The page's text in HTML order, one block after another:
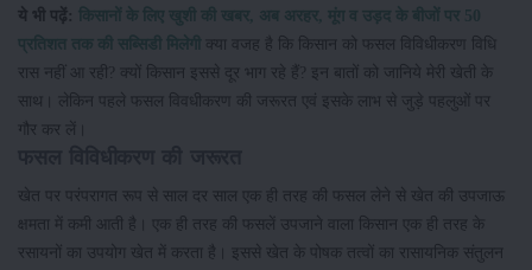
ये भी पढ़ें: किसानों के लिए खुशी की खबर, अब अरहर, मूंग व उड़द के बीजों पर 50
प्रतिशत तक की सब्सिडी मिलेगी
क्या वजह है कि किसान को फसल विविधीकरण विधि
रास नहीं आ रही? क्यों किसान इससे दूर भाग रहे हैं? इन बातों को जानिये मेरी खेती के
साथ। लेकिन पहले फसल विवधीकरण की जरूरत एवं इसके लाभ से जुड़े पहलुओं पर
गौर कर लें।
खेत पर परंपरागत रूप से साल दर साल एक ही तरह की फसल लेने से खेत की उपजाऊ
क्षमता में कमी आती है। एक ही तरह की फसलें उपजाने वाला किसान एक ही तरह के
रसायनों का उपयोग खेत में करता है। इससे खेत के पोषक तत्वों का रासायनिक संतुलन